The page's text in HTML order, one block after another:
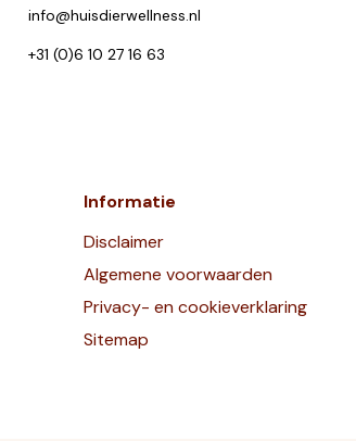
info@huisdierwellness.nl
+31 (0)6 10 27 16 63
Informatie
Disclaimer
Algemene voorwaarden
Privacy- en cookieverklaring
Sitemap